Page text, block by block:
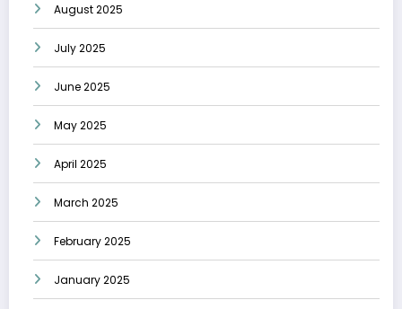
August 2025
July 2025
June 2025
May 2025
April 2025
March 2025
February 2025
January 2025